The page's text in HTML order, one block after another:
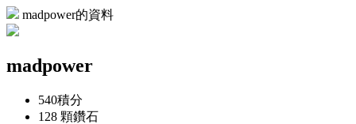
madpower的資料
madpower
540積分
128 顆鑽石